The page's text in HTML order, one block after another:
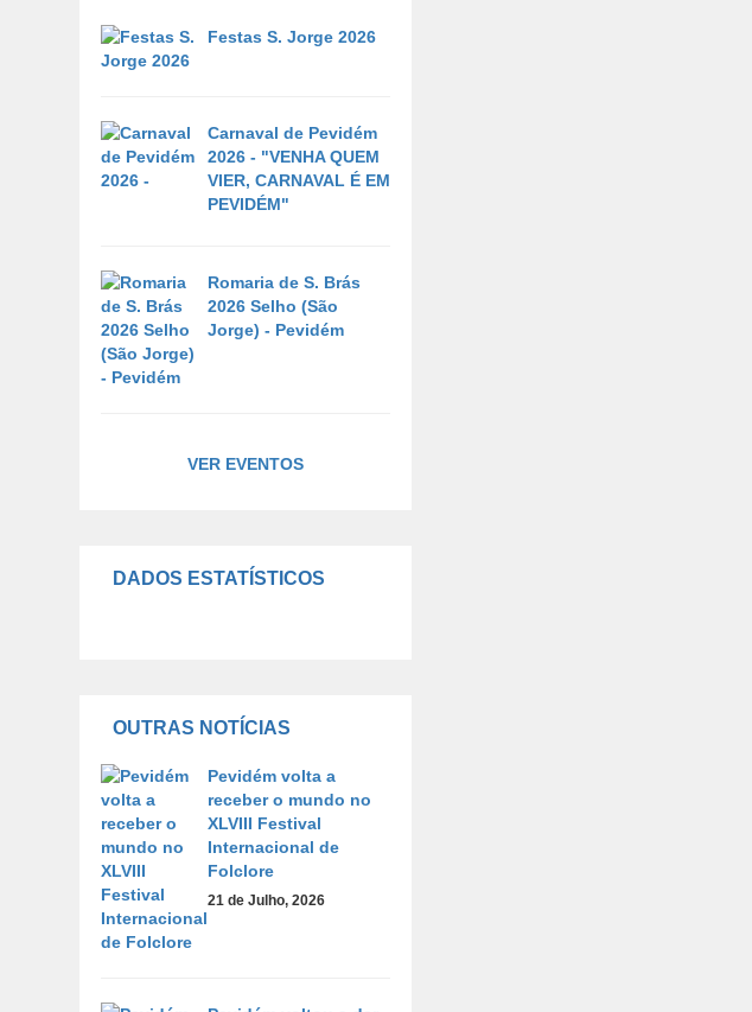
Festas S. Jorge 2026
Carnaval de Pevidém
2026 - "VENHA QUEM
VIER, CARNAVAL É EM
PEVIDÉM"
Romaria de S. Brás
2026 Selho (São
Jorge) - Pevidém
VER EVENTOS
DADOS ESTATÍSTICOS
OUTRAS NOTÍCIAS
Pevidém volta a
receber o mundo no
XLVIII Festival
Internacional de
Folclore
21 de Julho, 2026